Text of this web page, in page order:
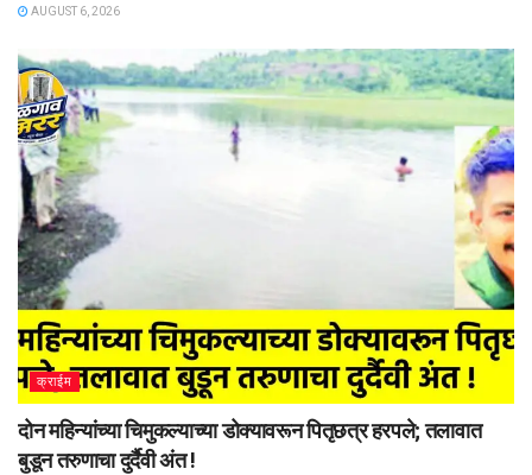
AUGUST 6, 2026
क्राईम
दोन महिन्यांच्या चिमुकल्याच्या डोक्यावरून पितृछत्र हरपले; तलावात
बुडून तरुणाचा दुर्दैवी अंत !